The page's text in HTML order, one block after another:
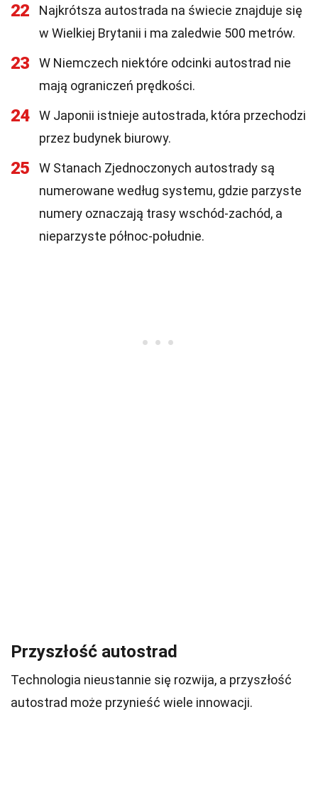
22
Najkrótsza autostrada na świecie znajduje się
w Wielkiej Brytanii i ma zaledwie 500 metrów.
23
W Niemczech niektóre odcinki autostrad nie
mają ograniczeń prędkości.
24
W Japonii istnieje autostrada, która przechodzi
przez budynek biurowy.
25
W Stanach Zjednoczonych autostrady są
numerowane według systemu, gdzie parzyste
numery oznaczają trasy wschód-zachód, a
nieparzyste północ-południe.
Przyszłość autostrad
Technologia nieustannie się rozwija, a przyszłość
autostrad może przynieść wiele innowacji.